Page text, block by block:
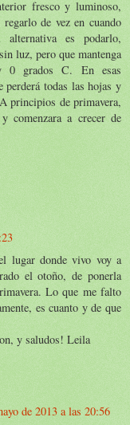
fresco y luminoso,
de vez en cuando
es podarlo,
luz, pero que mantenga
0 grados C. En esas
perderá todas las hojas y
principios de primavera,
comenzara a crecer de
lugar donde vivo voy a
el otoño, de ponerla
Lo que me falto
es cuanto y de que
y saludos! Leila
de 2013 a las 20:56